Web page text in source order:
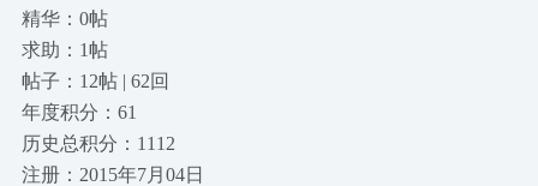
精华：0帖
求助：1帖
帖子：12帖 | 62回
年度积分：61
历史总积分：1112
注册：2015年7月04日